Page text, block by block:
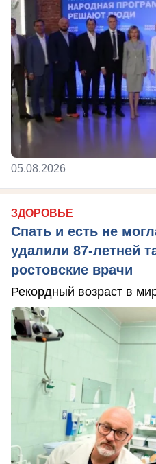
05.08.2026
ЗДОРОВЬЕ
Спать и есть не
удалили 87-летней
ростовские врачи
Рекордный возраст в